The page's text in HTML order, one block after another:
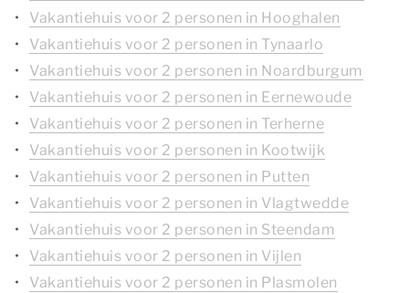
Vakantiehuis voor 2 personen in Hooghalen
Vakantiehuis voor 2 personen in Tynaarlo
Vakantiehuis voor 2 personen in Noardburgum
Vakantiehuis voor 2 personen in Eernewoude
Vakantiehuis voor 2 personen in Terherne
Vakantiehuis voor 2 personen in Kootwijk
Vakantiehuis voor 2 personen in Putten
Vakantiehuis voor 2 personen in Vlagtwedde
Vakantiehuis voor 2 personen in Steendam
Vakantiehuis voor 2 personen in Vijlen
Vakantiehuis voor 2 personen in Plasmolen